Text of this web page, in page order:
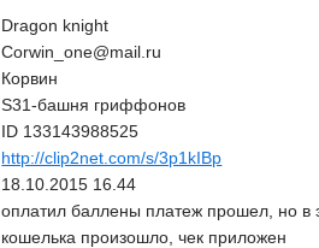
Dragon knight
Corwin_one@mail.ru
Корвин
S31-башня гриффонов
ID 133143988525
http://clip2net.com/s/3p1kIBp
18.10.2015 16.44
оплатил баллены платеж прошел, но в
кошелька произошло, чек приложен